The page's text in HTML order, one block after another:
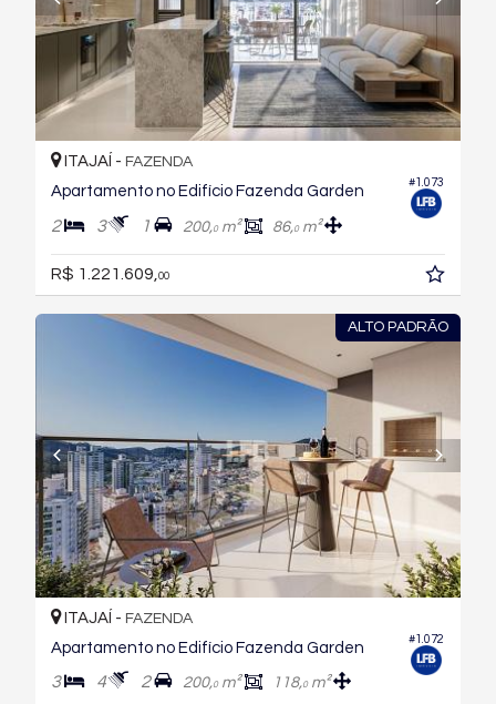
#1.073
ITAJAÍ - FAZENDA
Apartamento no Edifício Fazenda Garden
2 3 1 200,0m² 86,0m²
R$ 1.221.609, 00
ALTO PADRÃO
#1.072
ITAJAÍ - FAZENDA
Apartamento no Edifício Fazenda Garden
3 4 2 200,0m² 118,0m²